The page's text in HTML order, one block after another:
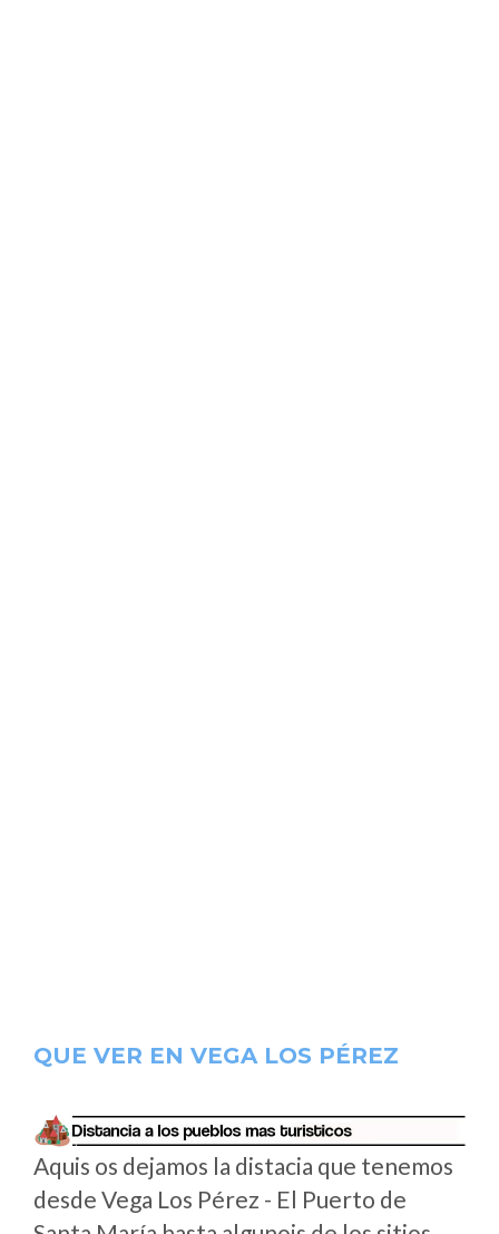
QUE VER EN VEGA LOS PÉREZ
Aquis os dejamos la distacia que tenemos
desde Vega Los Pérez - El Puerto de